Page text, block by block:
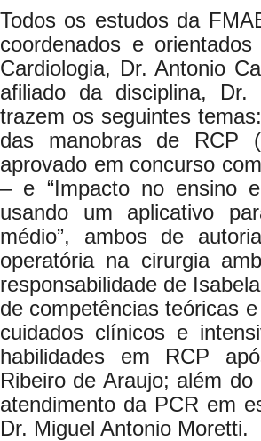
Todos os estudos da
coordenados e
Cardiologia, Dr. Antonio
afiliado da disciplina, Dr.
trazem os seguintes
das manobras de RCP
aprovado em concurso
– e “Impacto no ensino
usando um aplicativo
médio”, ambos de
operatória na cirurgia
responsabilidade de
de competências teóricas
cuidados clínicos e
habilidades em RCP
Ribeiro de Araujo; além
atendimento da PCR em
Dr. Miguel Antonio Moretti.